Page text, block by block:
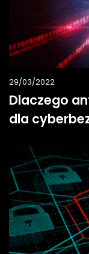
29/03/2022
Dlaczego
dla